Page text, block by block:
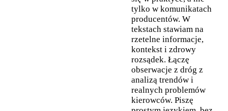
tylko w komunikatach
producentów. W
tekstach stawiam na
rzetelne informacje,
kontekst i zdrowy
rozsądek. Łączę
obserwacje z dróg z
analizą trendów i
realnych problemów
kierowców. Piszę